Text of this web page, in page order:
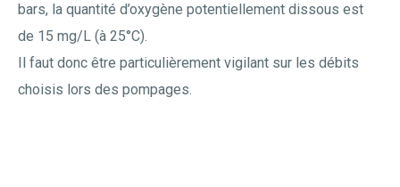
bars, la quantité d’oxygène potentiellement dissous est
de 15 mg/L (à 25°C).
Il faut donc être particulièrement vigilant sur les débits
choisis lors des pompages.